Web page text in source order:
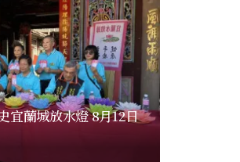
宜蘭城放水燈 8月12日